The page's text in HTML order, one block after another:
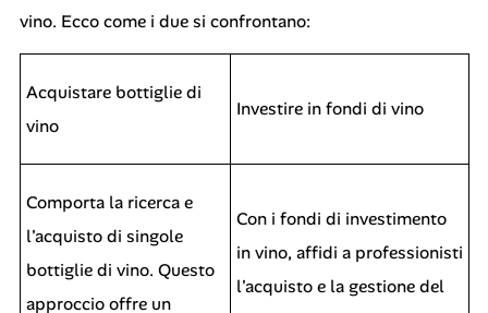
vino. Ecco come i due si confrontano:
Acquistare bottiglie di
vino
Investire in fondi di vino
Comporta la ricerca e
l'acquisto di singole
bottiglie di vino. Questo
approccio offre un
Con i fondi di investimento
in vino, affidi a professionisti
l'acquisto e la gestione del